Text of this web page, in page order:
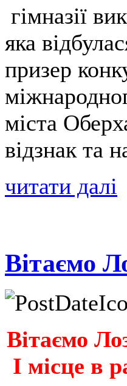
гімназії
яка
призер
міста
відзнак та
читати далі
Вітаємо
Вітаємо
І місце в